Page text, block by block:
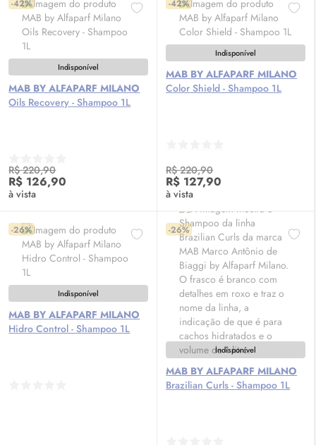
-42%
Indisponível
MAB BY ALFAPARF MILANO
Oils Recovery - Shampoo 1L
R$ 220,90
R$ 126,90
à vista
-42%
Indisponível
MAB BY ALFAPARF MILANO
Color Shield - Shampoo 1L
R$ 220,90
R$ 127,90
à vista
-26%
Indisponível
MAB BY ALFAPARF MILANO
Hidro Control - Shampoo 1L
-26%
Indisponível
MAB BY ALFAPARF MILANO
Brazilian Curls - Shampoo 1L